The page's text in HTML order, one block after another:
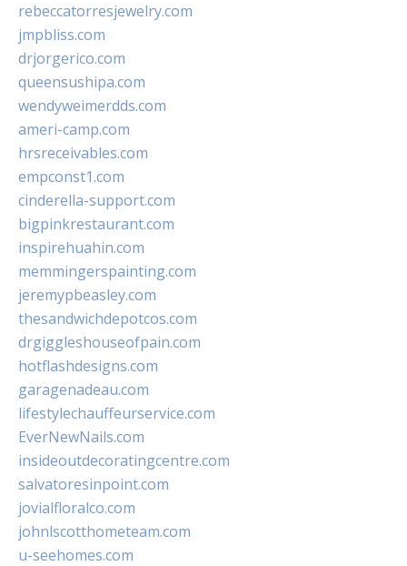
rebeccatorresjewelry.com
jmpbliss.com
drjorgerico.com
queensushipa.com
wendyweimerdds.com
ameri-camp.com
hrsreceivables.com
empconst1.com
cinderella-support.com
bigpinkrestaurant.com
inspirehuahin.com
memmingerspainting.com
jeremypbeasley.com
thesandwichdepotcos.com
drgiggleshouseofpain.com
hotflashdesigns.com
garagenadeau.com
lifestylechauffeurservice.com
EverNewNails.com
insideoutdecoratingcentre.com
salvatoresinpoint.com
jovialfloralco.com
johnlscotthometeam.com
u-seehomes.com